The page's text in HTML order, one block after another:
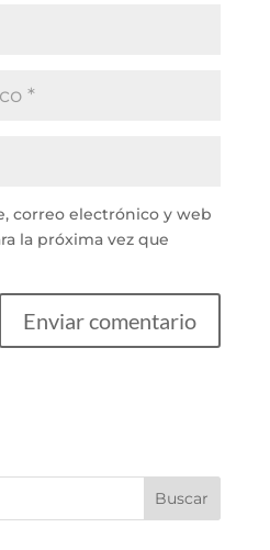
correo electrónico y web
la próxima vez que